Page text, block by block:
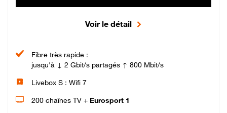
Voir le détail
Fibre très rapide :
jusqu'à ↓ 2 Gbit/s partagés ↑ 800 Mbit/s
Livebox S : Wifi 7
200 chaînes TV + Eurosport 1